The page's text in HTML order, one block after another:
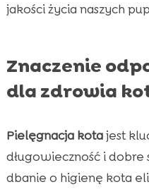
jakości życia naszych
Znaczenie
dla zdrowia
Pielęgnacja kotajest
długowieczność i
dbanie o higienę kota